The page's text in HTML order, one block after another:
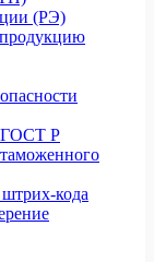
(РЭ)
ГОСТ Р
штрих-кода